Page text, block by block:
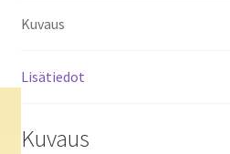
not!
Kuvaus
Lisätiedot
Kuvaus